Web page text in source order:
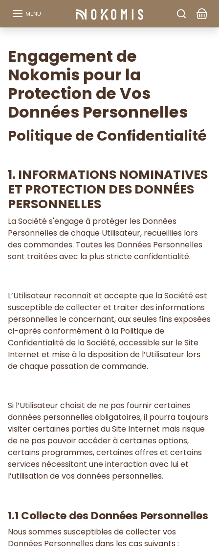
MENU
Engagement de
Nokomis pour la
Protection de Vos
Données Personnelles
Politique de Confidentialité
1. INFORMATIONS NOMINATIVES
ET PROTECTION DES DONNÉES
PERSONNELLES
La Société s'engage à protéger les Données
Personnelles de chaque Utilisateur, recueillies lors
des commandes. Toutes les Données Personnelles
sont traitées avec la plus stricte confidentialité.
L’Utilisateur reconnaît et accepte que la Société est
susceptible de collecter et traiter des informations
personnelles le concernant, aux seules fins exposées
ci-après conformément à la Politique de
Confidentialité de la Société, accessible sur le Site
Internet et mise à la disposition de l’Utilisateur lors
de chaque passation de commande.
Si l’Utilisateur choisit de ne pas fournir certaines
données personnelles obligatoires, il pourra toujours
visiter certaines parties du Site Internet mais risque
de ne pas pouvoir accéder à certaines options,
certains programmes, certaines offres et certains
services nécessitant une interaction avec lui et
l’utilisation de vos données personnelles.
1.1 Collecte des Données Personnelles
Nous sommes susceptibles de collecter vos
Données Personnelles dans les cas suivants :